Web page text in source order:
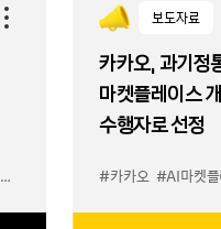
보도자료
카카오, 과기정
마켓플레이스
수행자로 선정
#카카오 #AI마켓